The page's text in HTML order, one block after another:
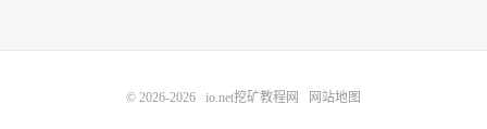
© 2026-2026 io.net挖矿教程网 网站地图